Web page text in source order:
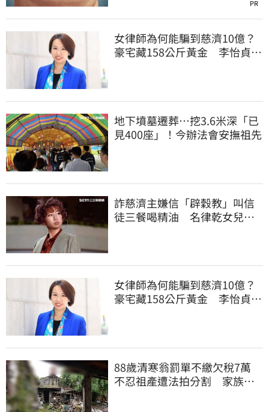
PR
女律師為何能騙到慈濟10億？
豪宅藏158公斤黃金 李怡貞驚
地下墳墓遷葬…挖3.6米深「已
見400座」！今辦法會安撫祖先
詐慈濟主嫌信「辟穀教」叫信
徒三餐喝精油 名律乾女兒卻
女律師為何能騙到慈濟10億？
豪宅藏158公斤黃金 李怡貞驚
88歲清寒翁罰單不繳欠稅7萬
不忍祖產遭法拍分割 家族按